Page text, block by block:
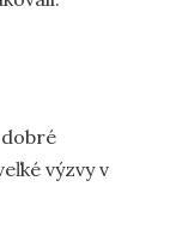
výzvy v